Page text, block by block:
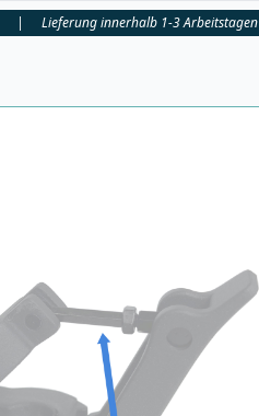
| Lieferung innerhalb 1-3 Arbeitstagen